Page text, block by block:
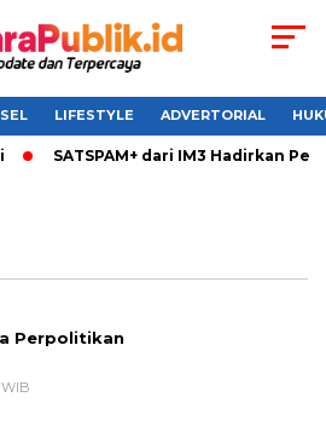
LIFESTYLE ADVERTORIAL
SATSPAM+ dari IM3 Hadirkan
Perpolitikan
WIB